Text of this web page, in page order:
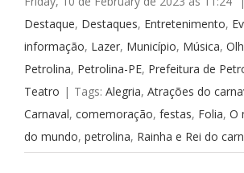
Destaque, Destaques, Entretenimento,
informação, Lazer, Município, Música,
Petrolina, Petrolina-PE, Prefeitura de
Teatro | Tags: Alegria, Atrações do
Carnaval, comemoração, festas, Folia, O
do mundo, petrolina, Rainha e Rei do